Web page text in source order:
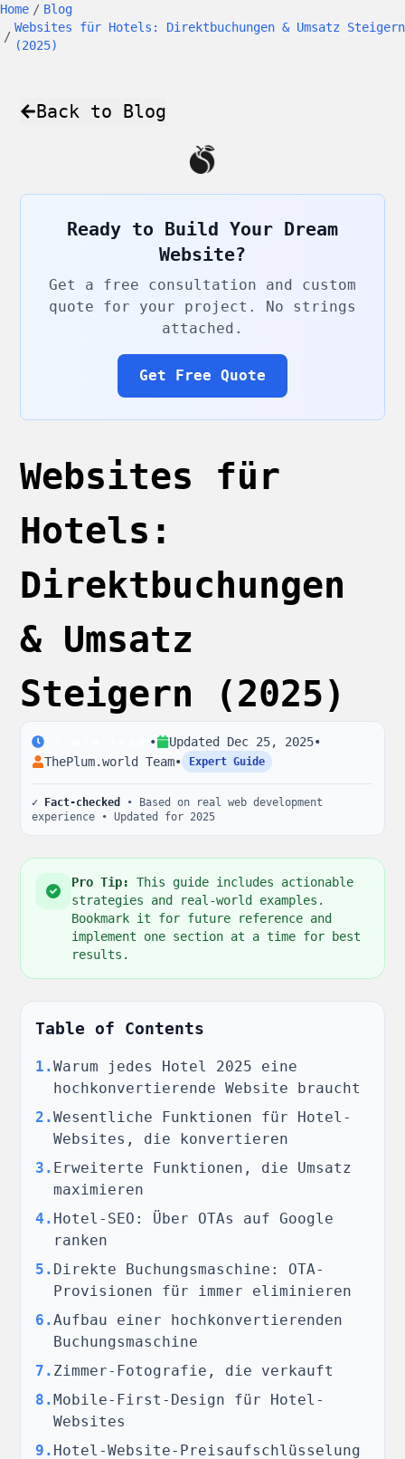
Home / Blog
/
Websites für Hotels: Direktbuchungen & Umsatz Steigern
(2025)
Back to Blog
Ready to Build Your Dream
Website?
Get a free consultation and custom
quote for your project. No strings
attached.
Get Free Quote
Websites für
Hotels:
Direktbuchungen
& Umsatz
Steigern (2025)
• Updated Dec 25, 2025•
ThePlum.world Team• Expert Guide
✓ Fact-checked
• Based on real web development
experience • Updated for 2025
Pro Tip:
This guide includes actionable
strategies and real-world examples.
Bookmark it for future reference and
implement one section at a time for best
results.
Table of Contents
1 .Warum jedes Hotel 2025 eine
hochkonvertierende Website braucht
2 .Wesentliche Funktionen für Hotel-
Websites, die konvertieren
3 . Erweiterte Funktionen, die Umsatz
maximieren
4 . Hotel-SEO: Über OTAs auf Google
ranken
5 . Direkte Buchungsmaschine: OTA-
Provisionen für immer eliminieren
6 .Aufbau einer hochkonvertierenden
Buchungsmaschine
7 . Zimmer-Fotografie, die verkauft
8 .Mobile-First-Design für Hotel-
Websites
9 . Hotel-Website-Preisaufschlüsselung